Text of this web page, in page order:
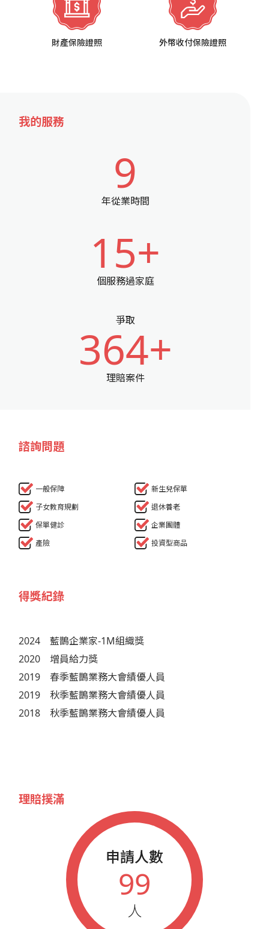
財產保險證照 外幣收付保險證照
我的服務
9
年從業時間
15+
個服務過家庭
爭取
364+
理賠案件
諮詢問題
一般保障
新生兒保單
子女教育規劃
退休養老
保單健診
企業團體
產險
投資型商品
得獎紀錄
2024
藍鵲企業家-1M組織獎
2020
增員給力獎
2019
春季藍鵲業務大會績優人員
2019
秋季藍鵲業務大會績優人員
2018
秋季藍鵲業務大會績優人員
理賠撲滿
申請人數
99
人